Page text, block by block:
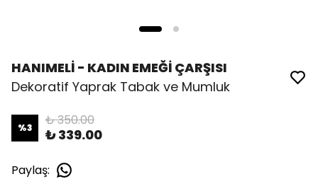
HANIMELİ - KADIN EMEĞİ ÇARŞISI
Dekoratif Yaprak Tabak ve Mumluk
%3 ₺ 350.00
₺ 339.00
Paylaş: